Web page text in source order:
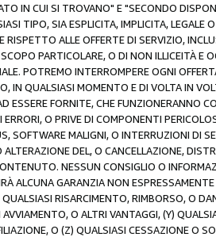
IN CUI SI TROVANO" E "SECONDO
TIPO, SIA ESPLICITA, IMPLICITA, LEGALE
RISPETTO ALLE OFFERTE DI SERVIZIO,
PARTICOLARE, O DI NON ILLICEITÀ E
POTREMO INTERROMPERE OGNI
IN QUALSIASI MOMENTO E DI VOLTA IN
ESSERE FORNITE, CHE FUNZIONERANNO
ERRORI, O PRIVE DI COMPONENTI
SOFTWARE MALIGNI, O INTERRUZIONI DI
DEL, O CANCELLAZIONE,
NESSUN CONSIGLIO O
ALCUNA GARANZIA NON
QUALSIASI RISARCIMENTO, RIMBORSO, O
AVVIAMENTO, O ALTRI VANTAGGI, (Y)
O (Z) QUALSIASI CESSAZIONE O